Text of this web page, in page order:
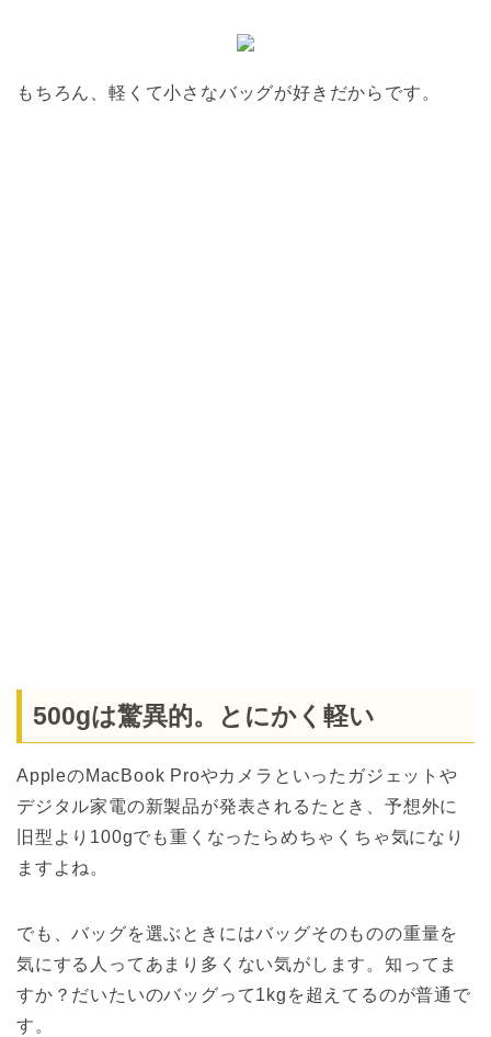
もちろん、軽くて小さなバッグが好きだからです。
500gは驚異的。とにかく軽い
AppleのMacBook Proやカメラといったガジェットや
デジタル家電の新製品が発表されるたとき、予想外に
旧型より100gでも重くなったらめちゃくちゃ気になり
ますよね。
でも、バッグを選ぶときにはバッグそのものの重量を
気にする人ってあまり多くない気がします。知ってま
すか？だいたいのバッグって1kgを超えてるのが普通で
す。